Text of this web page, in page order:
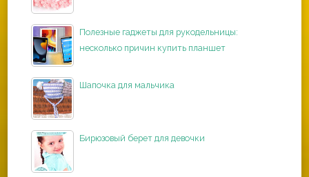
Полезные гаджеты для рукодельницы:
несколько причин купить планшет
Шапочка для мальчика
Бирюзовый берет для девочки